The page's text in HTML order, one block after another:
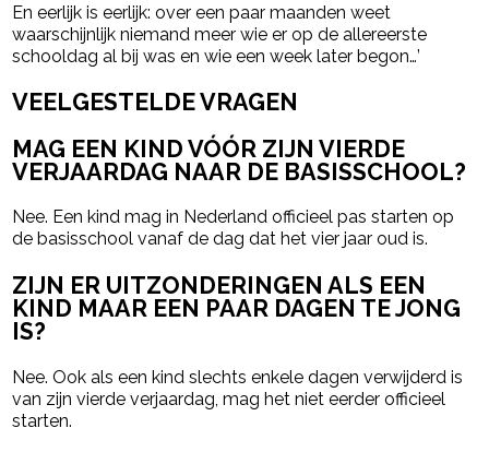
En eerlijk is eerlijk: over een paar maanden weet
waarschijnlijk niemand meer wie er op de allereerste
schooldag al bij was en wie een week later begon…’
VEELGESTELDE VRAGEN
MAG EEN KIND VÓÓR ZIJN VIERDE
VERJAARDAG NAAR DE BASISSCHOOL?
Nee. Een kind mag in Nederland officieel pas starten op
de basisschool vanaf de dag dat het vier jaar oud is.
ZIJN ER UITZONDERINGEN ALS EEN
KIND MAAR EEN PAAR DAGEN TE JONG
IS?
Nee. Ook als een kind slechts enkele dagen verwijderd is
van zijn vierde verjaardag, mag het niet eerder officieel
starten.